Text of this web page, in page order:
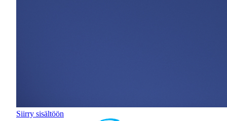
Siirry sisältöön